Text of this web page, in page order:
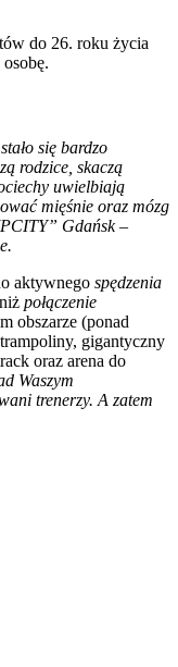
do 26. roku życia
się bardzo
rodzice, skaczą
uwielbiają
mięśnie oraz mózg
Gdańsk –
aktywnego spędzenia
niż połączenie
obszarze (ponad
gigantyczny
oraz arena do
Waszym
trenerzy. A zatem